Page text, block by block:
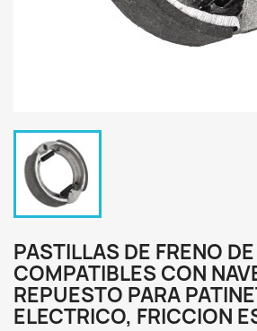
PASTILLAS DE FRENO
COMPATIBLES CON
REPUESTO PARA
ELECTRICO, FRICCION